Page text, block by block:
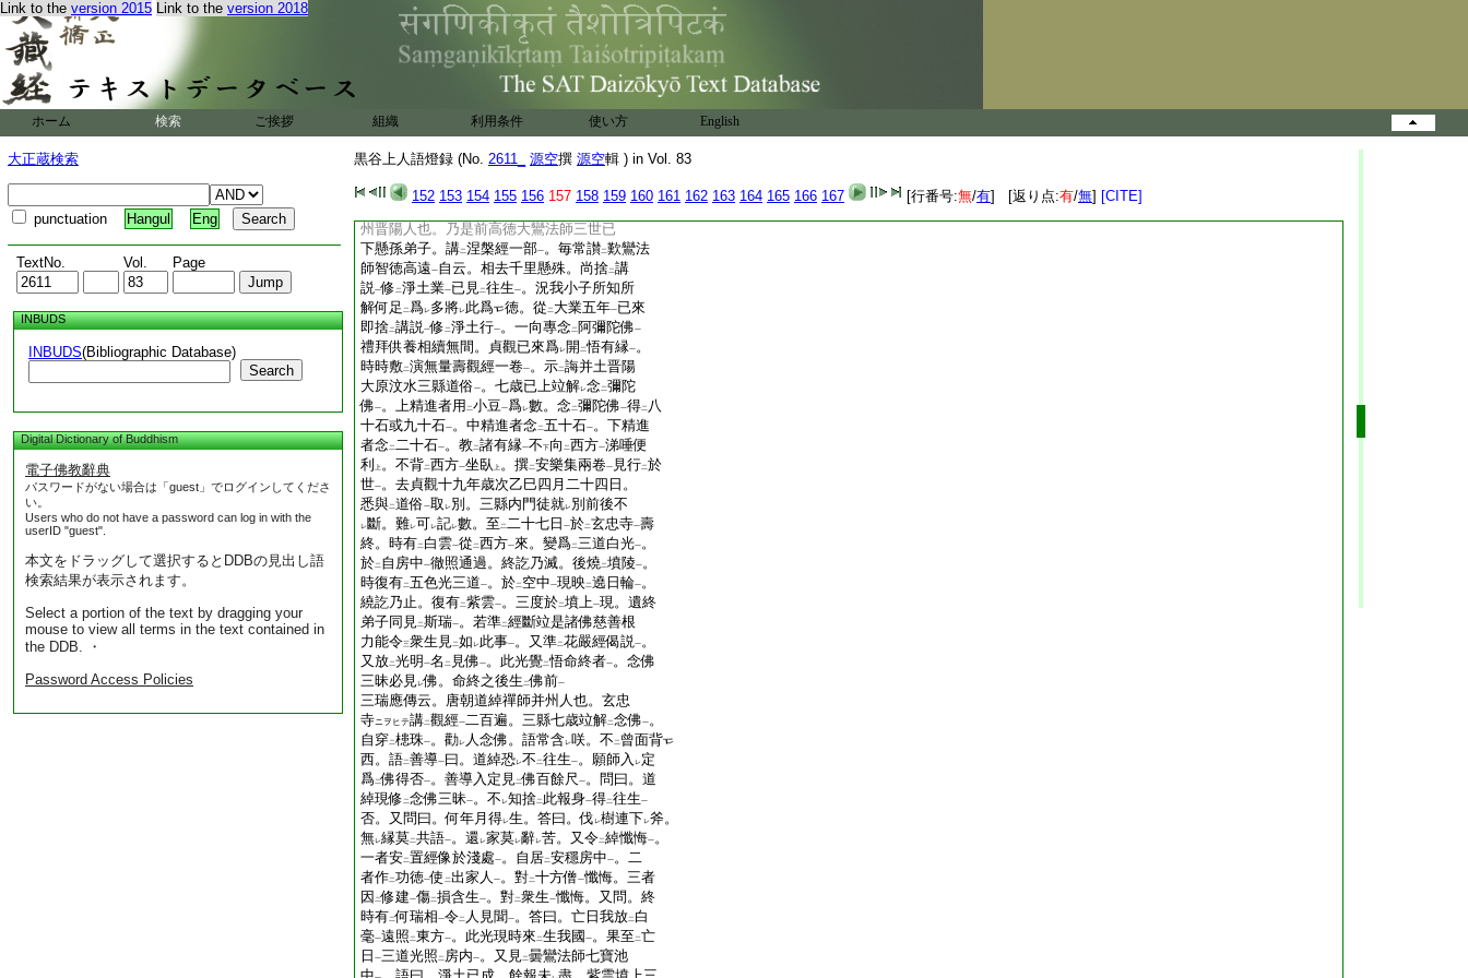
Link to the version 2015 Link to the version 2018
ホーム 検索 ご挨拶 組織 利用条件 使い方 English
大正蔵検索
punctuation Hangul Eng
TextNo. Vol. Page
INBUDS
INBUDS(Bibliographic Database)
Search
Digital Dictionary of Buddhism
電子佛教辭典
パスワードがない場合は「guest」でログインしてくださ
い。
Users who do not have a password can log in with the
userID "guest".
本文をドラッグして選択するとDDBの見出し語
検索結果が表示されます。
Select a portion of the text by dragging your
mouse to view all terms in the text contained in
the DDB. ・
Password Access Policies
黒谷上人語燈録 (No. 2611_ 源空撰 源空輯 ) in Vol. 83
152 153 154 155 156 157 158 159 160 161 162 163 164 165 166 167 [行番号:無/有] [返り点:有/無] [CITE]
坐常面レ西。晨宵一服鮮潔爲 體。儀貎充偉
并部推 レ
焉。顧眄風生舒顏引接。六時篤敬初
レ行接唱承拜生來弗レ絶。讒有 二餘暇口
。日以 七萬 爲レ 限。聲聲相注弘二
於淨
中訓觀門上。西行廣流斯
其人矣。沙門道撫名勝之僧。京寺弘福逃 名
往赴既達
同 其行業 通淨土 所在
彌増。今有二 惰夫 一 口傳二攝論一唯心不レ念。縁境
又乖。用 此招 生。恐難 繼想 。綽今年八十有
四而神氣明爽。宗紹存焉
州晋陽人也。乃是前高徳大鸞法師三世已
下懸孫弟子。講二涅槃經一部一。毎常讃二歎鸞法
師智徳高遠一自云。相去千里懸殊。尚捨二講
説一修 二淨土業一已見二往生一。況我小子所知所
解何足 二爲レ多將レ此爲 徳。從 二 大業五年一已來
即捨二講説一修 二淨土行一。一向專念二 阿彌陀佛一
禮拜供養相續無間。貞觀已來爲レ開 二悟有縁一。
時時敷二演無量壽觀經一卷一。示二誨并土晋陽
大原汶水三縣道俗 一。七歳已上竝解レ念二彌陀
佛一。上精進者用 二小豆一爲レ數。念二彌陀佛一得二 八
十石或九十石一。中精進者念二五十石一。下精進
者念二二十石一。教二諸有縁一不下向 二西方一涕唾便
利
上 。不背二西方一坐臥 上 。撰二安樂集兩卷一 見行二於
世一。去貞觀十九年歳次乙巳四月二十四日。
悉與二道俗 一取 レ別。三縣内門徒就レ別前後不
レ斷。難レ可レ記レ數。至 二二十七日 一於二玄忠寺一壽
終。時有二 白雲一從 二西方一來。變爲二三道白光一。
於二 自房中一徹照通過。終訖乃滅。後燒二墳陵一。
時復有二五色光三道一。於二 空中一現映二遶日輪一。
繞訖乃止。復有二紫雲一。三度於二墳上一現。遺終
弟子同見二斯瑞一。若準二經斷竝是諸佛慈善根
力能令三衆生見二如 レ此事一。又準二花嚴經偈説一。
又放二光明 一名 二 見佛一。此光覺二悟命終者一。念佛
三昧必見レ佛。命終之後生 二佛前一
三瑞應傳云。唐朝道綽禪師并州人也。玄忠
寺ニヲヒテ講二觀經一二百遍。三縣七歳竝解二念佛一。
自穿二槵珠一。勸レ 人念佛。語常含レ咲。不 二 曾面背
西。語二善導一曰。道綽恐レ不 二往生一。願師入 レ定
爲二佛得否一。善導入定見二佛百餘尺 一。問曰。道
綽現修 二念佛三昧一。不 レ知捨二 此報身一得二往生一
否。又問曰。何年月得レ生。答曰。伐 レ樹連下レ斧。
無レ縁莫二共語一。還 レ家莫レ辭レ苦。又令二綽懺悔一。
一者安二置經像於淺處一。自居二安穩房中一。二
者作二功徳一使 二出家人 一。對二十方僧一懺悔。三者
因 二修建一傷二損含生一。對二衆生一懺悔。又問。終
時有二何瑞相一令二 人見聞一。答曰。亡日我放二 白
毫一遠照 二東方一。此光現時來 二生我國 一。果至 二亡
日 一三道光照 二 房内一。又見二曇鸞法師七寶池